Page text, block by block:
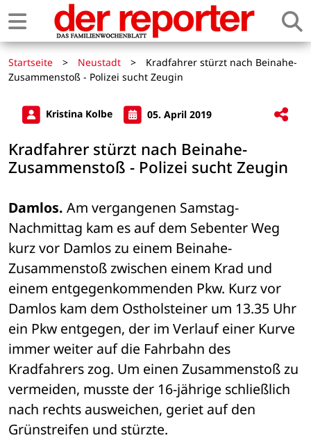
Startseite > Neustadt >
Kradfahrer stürzt nach Beinahe-
Zusammenstoß - Polizei sucht Zeugin
Kristina Kolbe 05. April 2019
Kradfahrer stürzt nach Beinahe-
Zusammenstoß - Polizei sucht Zeugin
Damlos. Am vergangenen Samstag-
Nachmittag kam es auf dem Sebenter Weg
kurz vor Damlos zu einem Beinahe-
Zusammenstoß zwischen einem Krad und
einem entgegenkommenden Pkw. Kurz vor
Damlos kam dem Ostholsteiner um 13.35 Uhr
ein Pkw entgegen, der im Verlauf einer Kurve
immer weiter auf die Fahrbahn des
Kradfahrers zog. Um einen Zusammenstoß zu
vermeiden, musste der 16-jährige schließlich
nach rechts ausweichen, geriet auf den
Grünstreifen und stürzte.